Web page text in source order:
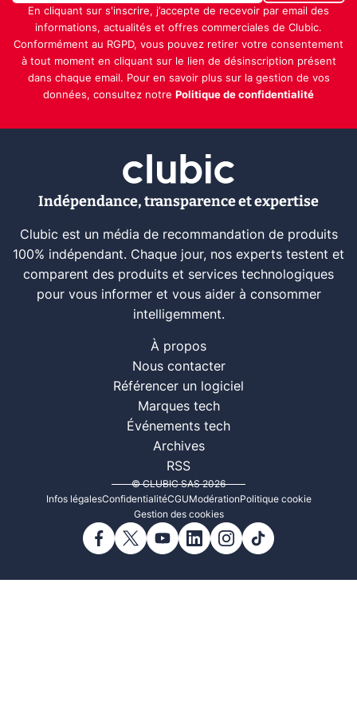
En cliquant sur s'inscrire, j’accepte de recevoir par email des
informations, actualités et offres commerciales de Clubic.
Conformément au RGPD, vous pouvez retirer votre consentement
à tout moment en cliquant sur le lien de désinscription présent
dans chaque email. Pour en savoir plus sur la gestion de vos
données, consultez notre Politique de confidentialité
Indépendance, transparence et expertise
Clubic est un média de recommandation de produits
100% indépendant. Chaque jour, nos experts testent et
comparent des produits et services technologiques
pour vous informer et vous aider à consommer
intelligemment.
À propos
Nous contacter
Référencer un logiciel
Marques tech
Événements tech
Archives
RSS
© CLUBIC SAS 2026
Infos légalesConfidentialitéCGUModérationPolitique cookie
Gestion des cookies